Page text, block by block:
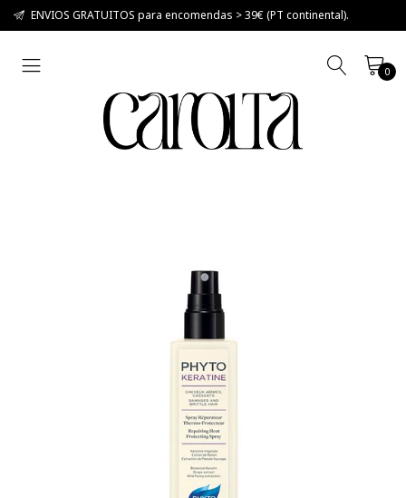
ENVIOS GRATUITOS para encomendas > 39€ (PT continental).
0